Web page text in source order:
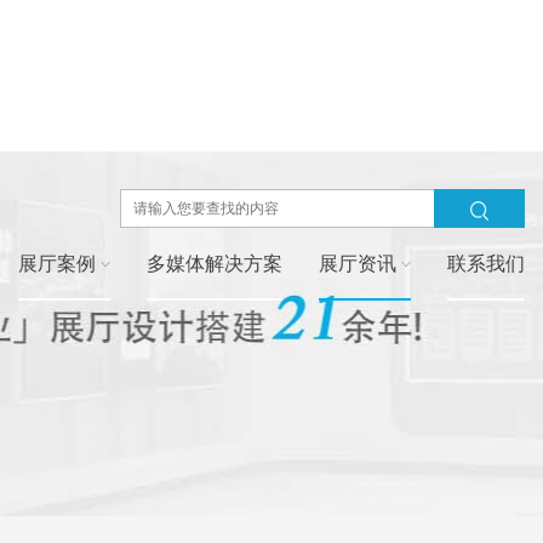
展厅案例 多媒体解决方案 展厅资讯 联系我们